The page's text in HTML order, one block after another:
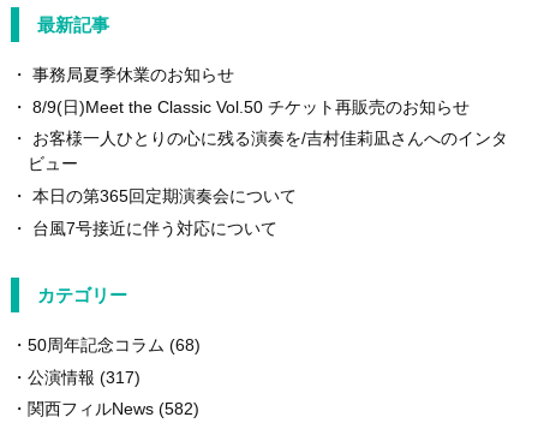
最新記事
事務局夏季休業のお知らせ
8/9(日)Meet the Classic Vol.50 チケット再販売のお知らせ
お客様一人ひとりの心に残る演奏を/吉村佳莉凪さんへのインタ
ビュー
本日の第365回定期演奏会について
台風7号接近に伴う対応について
カテゴリー
50周年記念コラム (68)
公演情報 (317)
関西フィルNews(582)